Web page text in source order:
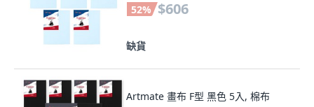
52% $606
缺貨
Artmate 畫布 F型 黑色 5入, 棉布